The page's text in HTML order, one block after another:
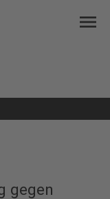
menu
gegen